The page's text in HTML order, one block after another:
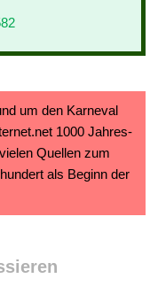
um den Karneval
1000 Jahres-
Quellen zum
als Beginn der